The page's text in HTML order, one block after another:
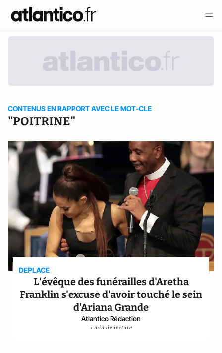
CONTENUS EN RAPPORT AVEC LE MOT-CLE
"POITRINE"
DEPLACE
L'évêque des funérailles d'Aretha
Franklin s'excuse d'avoir touché le sein
d'Ariana Grande
Atlantico Rédaction
1 min de lecture